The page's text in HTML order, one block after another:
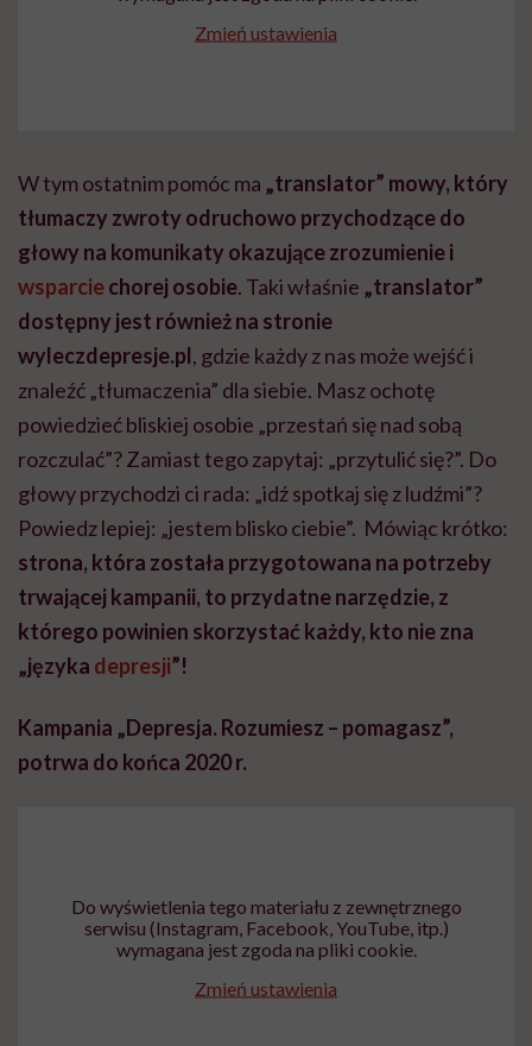
Zmień ustawienia
W tym ostatnim pomóc ma „translator” mowy, który
tłumaczy zwroty odruchowo przychodzące do
głowy na komunikaty okazujące zrozumienie i
wsparciechorej osobie. Taki właśnie „translator”
dostępny jest również na stronie
wyleczdepresje.pl, gdzie każdy z nas może wejść i
znaleźć „tłumaczenia” dla siebie. Masz ochotę
powiedzieć bliskiej osobie „przestań się nad sobą
rozczulać”? Zamiast tego zapytaj: „przytulić się?”. Do
głowy przychodzi ci rada: „idź spotkaj się z ludźmi”?
Powiedz lepiej: „jestem blisko ciebie”. Mówiąc krótko:
strona, która została przygotowana na potrzeby
trwającej kampanii, to przydatne narzędzie, z
którego powinien skorzystać każdy, kto nie zna
„języka depresji”!
Kampania „Depresja. Rozumiesz – pomagasz”,
potrwa do końca 2020 r.
Do wyświetlenia tego materiału z zewnętrznego
serwisu (Instagram, Facebook, YouTube, itp.)
wymagana jest zgoda na pliki cookie.
Zmień ustawienia